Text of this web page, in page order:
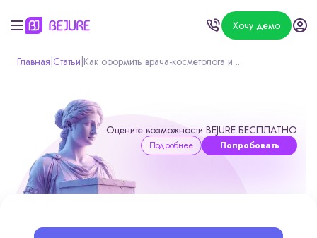
Хочу демо
Главная Статьи Как оформить врача-косметолога и ...
Оцените возможности BEJURE БЕСПЛАТНО
Подробнее Попробовать